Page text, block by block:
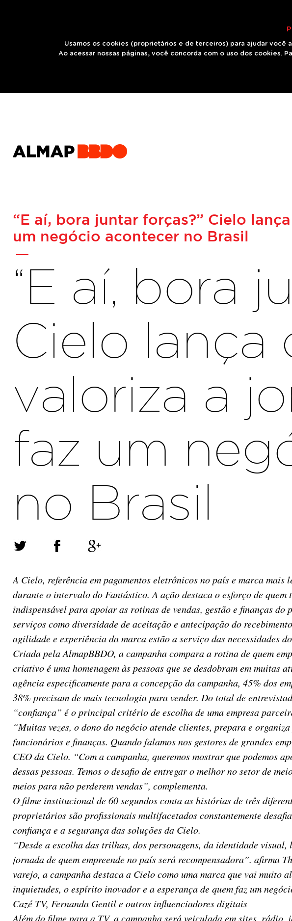
Usamos os cookies (proprietários e de terceiros) para ajudar você
Ao acessar nossas páginas, você concorda com o uso dos cookies.
“E aí, bora juntar forças?” Cielo
um negócio acontecer no Brasil
-
“E aí, bora
Cielo lança
valoriza a
faz um
no Brasil
A Cielo, referência em pagamentos eletrônicos no país e marca
durante o intervalo do Fantástico. A ação destaca o esforço de
indispensável para apoiar as rotinas de vendas, gestão e finanças
serviços como diversidade de aceitação e antecipação do
agilidade e experiência da marca estão a serviço das necessidades
Criada pela AlmapBBDO, a campanha compara a rotina de quem
criativo é uma homenagem às pessoas que se desdobram em
agência especificamente para a concepção da campanha, 45% dos
38% precisam de mais tecnologia para vender. Do total de
“confiança” é o principal critério de escolha de uma empresa
“Muitas vezes, o dono do negócio atende clientes, prepara e
funcionários e finanças. Quando falamos nos gestores de grandes
CEO da Cielo. “Com a campanha, queremos mostrar que
dessas pessoas. Temos o desafio de entregar o melhor no setor de
meios para não perderem vendas”, complementa.
O filme institucional de 60 segundos conta as histórias de três
proprietários são profissionais multifacetados constantemente
confiança e a segurança das soluções da Cielo.
“Desde a escolha das trilhas, dos personagens, da identidade
jornada de quem empreende no país será recompensadora”.
varejo, a campanha destaca a Cielo como uma marca que vai muito
inquietudes, o espírito inovador e a esperança de quem faz um
Cazé TV, Fernanda Gentil e outros influenciadores digitais
Além do filme para a TV, a campanha será veiculada em sites,